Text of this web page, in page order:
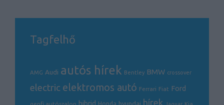
Tagfelhő
AMG Audi autós hírek Bentley BMW crossover
electric elektromos autó Ferrari Fiat Ford
hyundai hírek